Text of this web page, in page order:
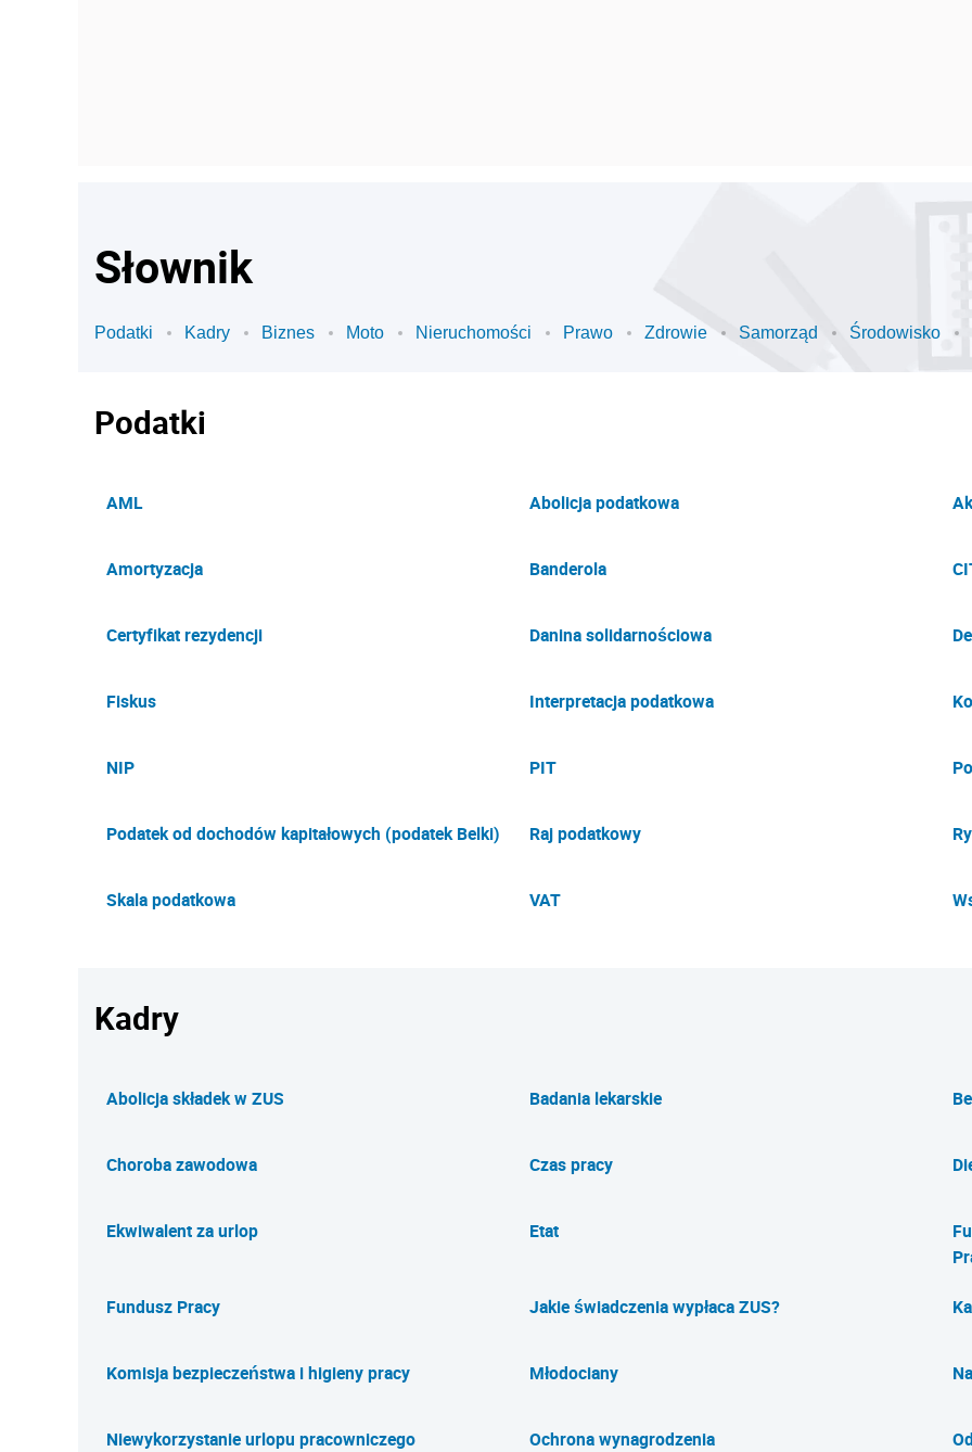
Słownik
Podatki Kadry Biznes Moto Nieruchomości Prawo Zdrowie Samorząd Środowisko
Podatki
AML Abolicja podatkowa
Amortyzacja Banderola
Certyfikat rezydencji Danina solidarnościowa
Fiskus Interpretacja podatkowa
NIP PIT
Podatek od dochodów kapitałowych (podatek Belki) Raj podatkowy
Skala podatkowa VAT
Kadry
Abolicja składek w ZUS Badania lekarskie
Choroba zawodowa Czas pracy
Ekwiwalent za urlop Etat
Fundusz Pracy Jakie świadczenia wypłaca ZUS?
Komisja bezpieczeństwa i higieny pracy Młodociany
Niewykorzystanie urlopu pracowniczego Ochrona wynagrodzenia